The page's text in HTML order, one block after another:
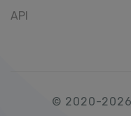
API
© 2020-